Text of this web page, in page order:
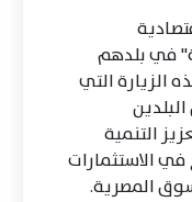
في بلدهم
الزيارة التي
التنمية
الاستثمارات
المصرية.